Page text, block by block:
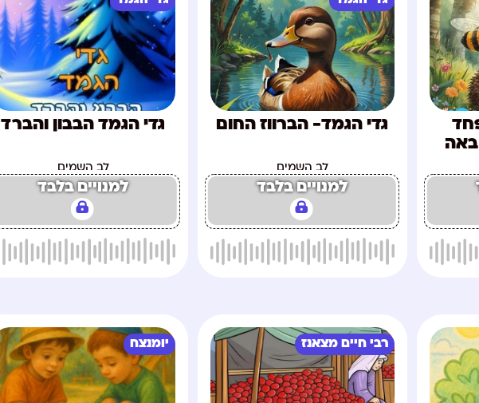
באה
גדי הגמד- הברווז החום
לב השמים
למנויים בלבד
גדי הגמד הבבון והברד
לב השמים
למנויים בלבד
רבי חיים מצאנז יומנצח